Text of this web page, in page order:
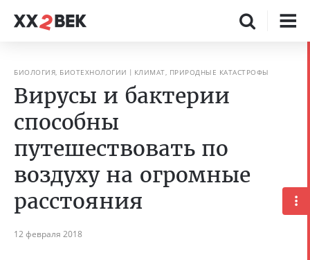
БИОЛОГИЯ, БИОТЕХНОЛОГИИ КЛИМАТ, ПРИРОДНЫЕ КАТАСТРОФЫ
Вирусы и бактерии
способны
путешествовать по
воздуху на огромные
расстояния
12 февраля 2018